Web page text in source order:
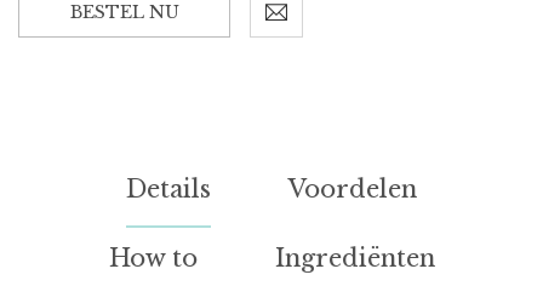
BESTEL NU
Details Voordelen
How to Ingrediënten